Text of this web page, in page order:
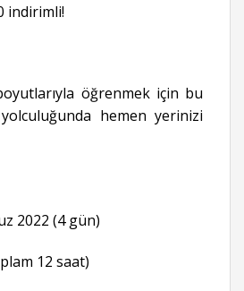
indirimli!
öğrenmek için bu
hemen yerinizi
2022 (4 gün)
12 saat)